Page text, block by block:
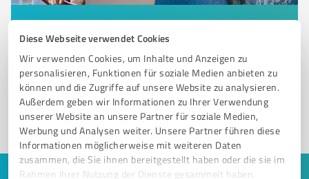
Diese Webseite verwendet Cookies
Wir verwenden Cookies, um Inhalte und Anzeigen zu
personalisieren, Funktionen für soziale Medien anbieten zu
können und die Zugriffe auf unsere Website zu analysieren.
Außerdem geben wir Informationen zu Ihrer Verwendung
unserer Website an unsere Partner für soziale Medien,
Werbung und Analysen weiter. Unsere Partner führen diese
Informationen möglicherweise mit weiteren Daten
zusammen, die Sie ihnen bereitgestellt haben oder die sie im
Rahmen Ihrer Nutzung der Dienste gesammelt haben.
Registrieren Sie sich jetzt und werden Sie ein von
Kunden empfohlener ProvenExpert!